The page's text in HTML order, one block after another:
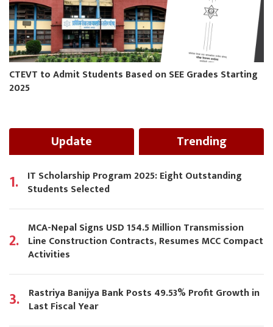
CTEVT to Admit Students Based on SEE Grades Starting
2025
Update Trending
1. IT Scholarship Program 2025: Eight Outstanding
Students Selected
2.
MCA-Nepal Signs USD 154.5 Million Transmission
Line Construction Contracts, Resumes MCC Compact
Activities
3. Rastriya Banijya Bank Posts 49.53% Profit Growth in
Last Fiscal Year